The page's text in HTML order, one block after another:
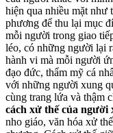
hiện qua nhiều mặt như
phương để thu lại mục
mỗi người trong giao
léo, có những người lại
hành vi mà mỗi người
đạo đức, thẩm mỹ cá
với những người xung
cùng trang lứa và thậm
cách xử thế của người
nho giáo, văn hóa xử